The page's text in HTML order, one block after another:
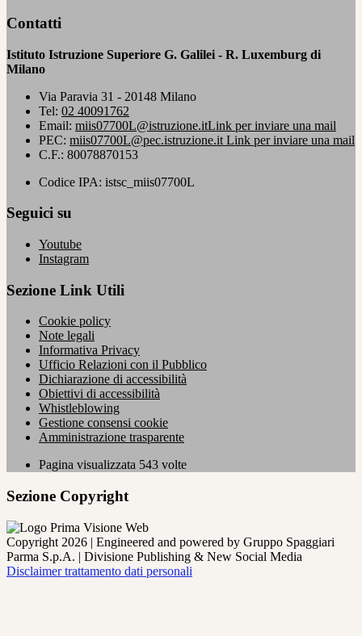
Contatti
Istituto Istruzione Superiore G. Galilei - R. Luxemburg di
Milano
Via Paravia 31 - 20148 Milano
Tel: 02 40091762
Email: miis07700L@istruzione.itLink per inviare una mail
PEC: miis07700L@pec.istruzione.it Link per inviare una mail
C.F.: 80078870153
Codice IPA: istsc_miis07700L
Seguici su
Youtube
Instagram
Sezione Link Utili
Cookie policy
Note legali
Informativa Privacy
Ufficio Relazioni con il Pubblico
Dichiarazione di accessibilità
Obiettivi di accessibilità
Whistleblowing
Gestione consensi cookie
Amministrazione trasparente
Pagina visualizzata 543 volte
Sezione Copyright
Copyright 2026 | Engineered and powered by Gruppo Spaggiari
Parma S.p.A. | Divisione Publishing & New Social Media
Disclaimer trattamento dati personali